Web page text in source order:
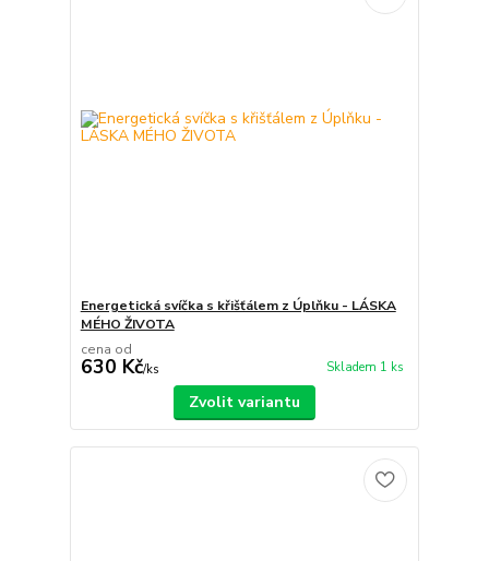
Energetická svíčka s křišťálem z Úplňku - LÁSKA
MÉHO ŽIVOTA
cena od
630 Kč/ks Skladem 1 ks
Zvolit variantu